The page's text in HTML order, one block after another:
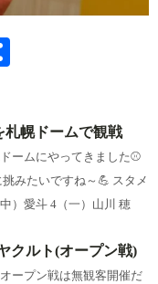
札幌ドームで観戦
ームにやってきました⚾
みたいですね～💪 スタメ
）愛斗 4（一）山川 穂
クルト(オープン戦)
ープン戦は無観客開催だ